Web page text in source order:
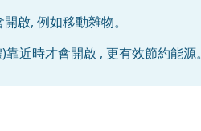
啟, 例如移動雜物。
近時才會開啟 , 更有效節約能源。